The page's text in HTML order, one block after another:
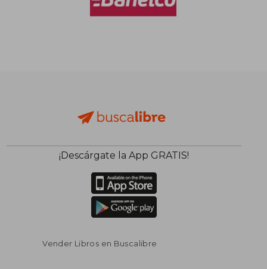
$ 63.301
¡Descárgate la App GRATIS!
Vender Libros en Buscalibre